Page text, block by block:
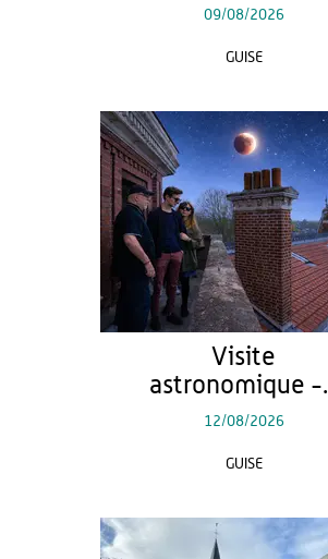
09/08/2026
GUISE
Visite
astronomique -
12/08/2026
GUISE